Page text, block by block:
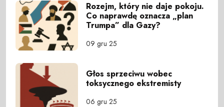
Rozejm, który nie daje pokoju.
Co naprawdę oznacza „plan
Trumpa” dla Gazy?
09 gru 25
Głos sprzeciwu wobec
toksycznego ekstremisty
06 gru 25